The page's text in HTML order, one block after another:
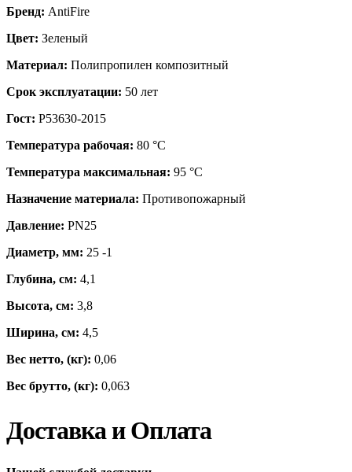
Бренд: AntiFire
Цвет: Зеленый
Материал: Полипропилен композитный
Срок эксплуатации: 50 лет
Гост: Р53630-2015
Температура рабочая: 80 °С
Температура максимальная: 95 °С
Назначение материала: Противопожарный
Давление: PN25
Диаметр, мм: 25 -1
Глубина, см: 4,1
Высота, см: 3,8
Ширина, см: 4,5
Вес нетто, (кг): 0,06
Вес брутто, (кг): 0,063
Доставка и Оплата